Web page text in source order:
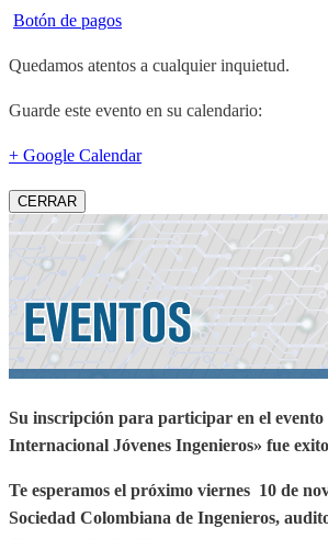
Botón de pagos
Quedamos atentos a cualquier inquietud.
Guarde este evento en su calendario:
+ Google Calendar
CERRAR
Su inscripción para participar en el evento
Internacional Jóvenes Ingenieros» fue
Te esperamos el próximo viernes 10 de
Sociedad Colombiana de Ingenieros,